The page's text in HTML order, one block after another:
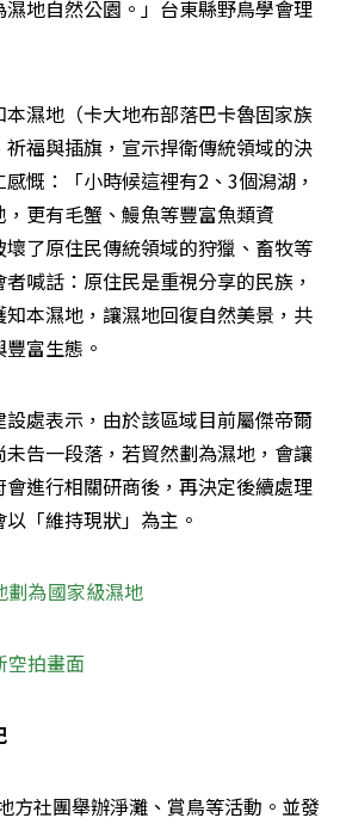
地自然公園。」台東縣野鳥學會理
濕地（卡大地布部落巴卡魯固家族
福與插旗，宣示捍衛傳統領域的決
慨：「小時候這裡有2、3個潟湖，
更有毛蟹、鰻魚等豐富魚類資
了原住民傳統領域的狩獵、畜牧等
喊話：原住民是重視分享的民族，
本濕地，讓濕地回復自然美景，共
富生態。
處表示，由於該區域目前屬傑帝爾
告一段落，若貿然劃為濕地，會讓
進行相關研商後，再決定後續處理
「維持現狀」為主。
劃為國家級濕地
空拍畫面
方社團舉辦淨灘、賞鳥等活動。並發